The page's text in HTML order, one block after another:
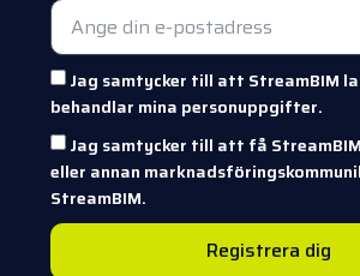
Jag samtycker till att StreamBIM
behandlar mina personuppgifter.
Jag samtycker till att få
eller annan
StreamBIM.
Registrera dig